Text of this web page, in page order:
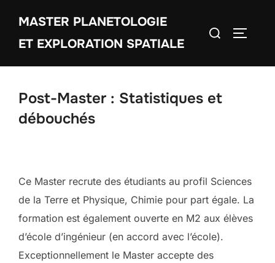
contenu
MASTER PLANETOLOGIE
ET EXPLORATION SPATIALE
Rechercher :
Post-Master : Statistiques et
débouchés
Ce Master recrute des étudiants au profil Sciences
de la Terre et Physique, Chimie pour part égale. La
formation est également ouverte en M2 aux élèves
d’école d’ingénieur (en accord avec l’école).
Exceptionnellement le Master accepte des